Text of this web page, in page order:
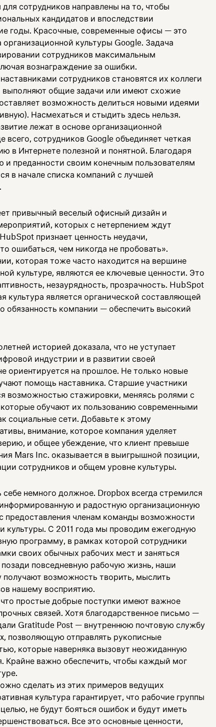
сотрудников направлены на то, чтобы
кандидатов и впоследствии
годы. Красочные, современные офисы — это
культуры Google. Задача
сотрудников максимальным
вознаграждение за ошибки.
сотрудников становятся их коллеги
выполняют общие задачи или имеют схожие
возможность делиться новыми идеями
Насмехаться и стыдить здесь нельзя.
лежат в основе организационной
сотрудников Google объединяет четкая
в Интернете полезной и понятной. Благодаря
преданности своим конечным пользователям
в начале списка компаний с лучшей
привычный веселый офисный дизайн и
которых с нетерпением ждут
признает ценность неудачи,
ошибаться, чем никогда не пробовать».
которая тоже часто находится на вершине
культуре, являются ее ключевые ценности. Это
незаурядность, прозрачность. HubSpot
культура является органической составляющей
обязанность компании — обеспечить высокий
историей доказала, что не уступает
индустрии и в развитии своей
ориентируется на прошлое. Не только новые
помощь наставника. Старшие участники
возможностью стажировки, меняясь ролями с
обучают их пользованию современными
социальные сети. Добавьте к этому
внимание, которое компания уделяет
и общее убеждение, что клиент превыше
Mars Inc. оказывается в выигрышной позиции,
сотрудников и общем уровне культуры.
немного должное. Dropbox всегда стремился
и радостную организационную
предоставления членам команды возможности
культуры. С 2011 года мы проводим ежегодную
программу, в рамках которой сотрудники
своих обычных рабочих мест и заняться
повседневную рабочую жизнь, наши
возможность творить, мыслить
нашему восприятию.
простые добрые поступки имеют важное
связей. Хотя благодарственное письмо —
Gratitude Post — внутреннюю почтовую службу
позволяющую отправлять рукописные
которые наверняка вызовут неожиданную
Крайне важно обеспечить, чтобы каждый мог
сделать из этих примеров ведущих
культура гарантирует, что рабочие группы
не будут бояться ошибок и будут иметь
Все это основные ценности,